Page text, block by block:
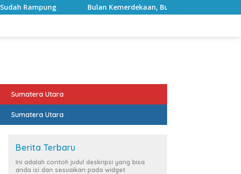
Bulan Kemerdekaan, Bupati Lampung Selatan Ajak ASN Perkuat
Sumatera Utara
Sumatera Utara
Berita Terbaru
Ini adalah contoh judul deskripsi yang bisa
anda isi dan sesuaikan pada widget